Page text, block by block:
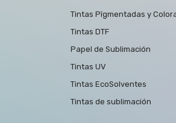
Tintas Pîgmentadas y
Tintas DTF
Papel de Sublimación
Tintas UV
Tintas EcoSolventes
Tintas de sublimación